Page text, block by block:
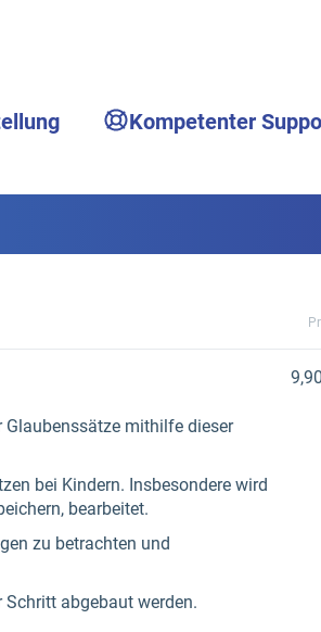
Kompetenter
Glaubenssätze mithilfe dieser
bei Kindern. Insbesondere wird
bearbeitet.
zu betrachten und
abgebaut werden.